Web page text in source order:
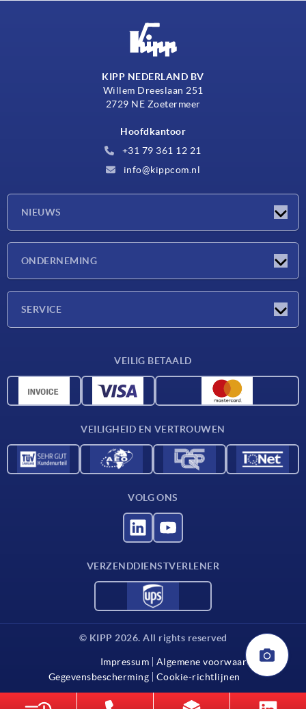
KIPP NEDERLAND BV
Willem Dreeslaan 251
2729 NE Zoetermeer
Hoofdkantoor
+31 79 361 12 21
info@kippcom.nl
NIEUWS
ONDERNEMING
SERVICE
CAD-gegevens
VEILIG BETAALD
VEILIGHEID EN VERTROUWEN
VOLG ONS
VERZENDDIENSTVERLENER
© KIPP 2026. All rights reserved
Impressum
Algemene voorwaarden
Gegevensbescherming
Cookie-richtlijnen